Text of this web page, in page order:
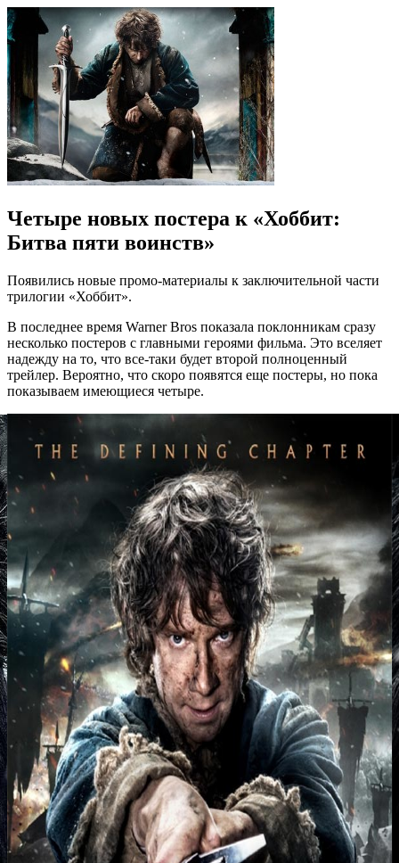
Четыре новых постера к «Хоббит:
Битва пяти воинств»
Появились новые промо-материалы к заключительной части
трилогии «Хоббит».
В последнее время Warner Bros показала поклонникам сразу
несколько постеров с главными героями фильма. Это вселяет
надежду на то, что все-таки будет второй полноценный
трейлер. Вероятно, что скоро появятся еще постеры, но пока
показываем имеющиеся четыре.